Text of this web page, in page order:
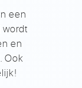
een
en
Ook